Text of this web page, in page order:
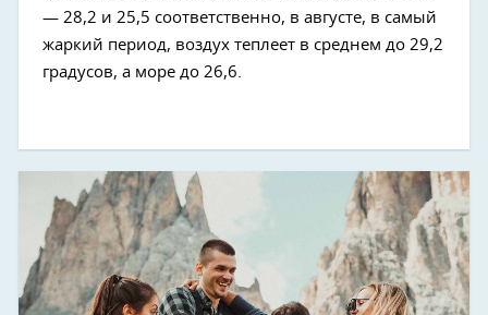
— 28,2 и 25,5 соответственно, в августе, в самый
жаркий период, воздух теплеет в среднем до 29,2
градусов, а море до 26,6.